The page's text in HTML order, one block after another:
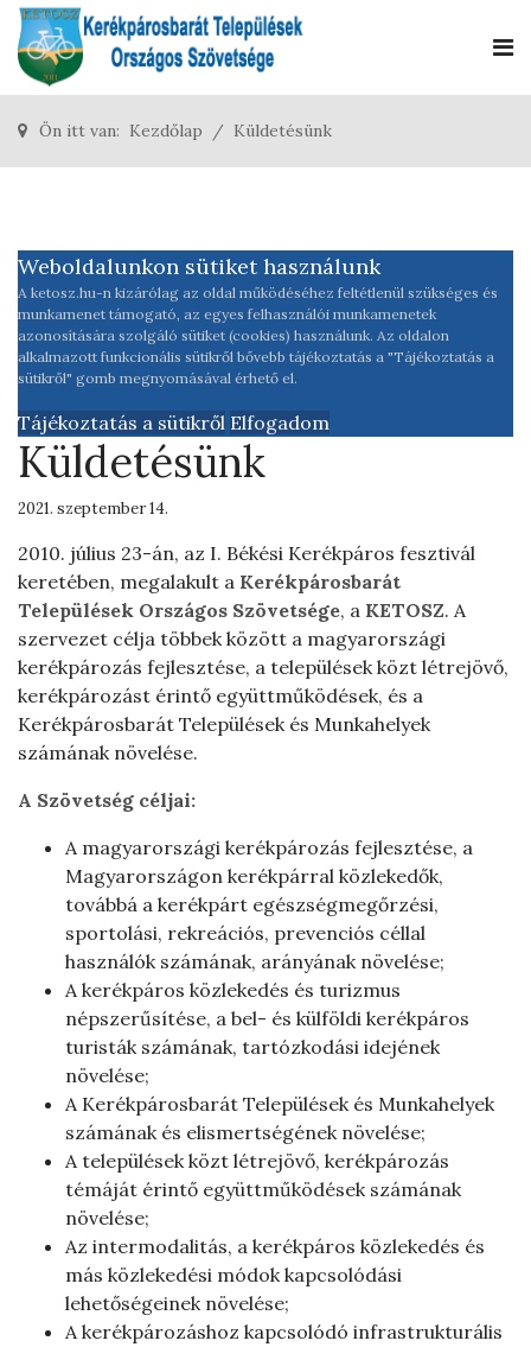
Ön itt van: Kezdőlap Küldetésünk
Weboldalunkon sütiket használunk
A ketosz.hu-n kizárólag az oldal működéséhez feltétlenül szükséges és
munkamenet támogató, az egyes felhasználói munkamenetek
azonosítására szolgáló sütiket (cookies) használunk. Az oldalon
alkalmazott funkcionális sütikről bővebb tájékoztatás a "Tájékoztatás a
sütikről" gomb megnyomásával érhető el.
Tájékoztatás a sütikről Elfogadom
Küldetésünk
2021. szeptember 14.
2010. július 23-án, az I. Békési Kerékpáros fesztivál
keretében, megalakult a Kerékpárosbarát
Települések Országos Szövetsége, a KETOSZ. A
szervezet célja többek között a magyarországi
kerékpározás fejlesztése, a települések közt létrejövő,
kerékpározást érintő együttműködések, és a
Kerékpárosbarát Települések és Munkahelyek
számának növelése.
A Szövetség céljai:
A magyarországi kerékpározás fejlesztése, a
Magyarországon kerékpárral közlekedők,
továbbá a kerékpárt egészségmegőrzési,
sportolási, rekreációs, prevenciós céllal
használók számának, arányának növelése;
A kerékpáros közlekedés és turizmus
népszerűsítése, a bel- és külföldi kerékpáros
turisták számának, tartózkodási idejének
növelése;
A Kerékpárosbarát Települések és Munkahelyek
számának és elismertségének növelése;
A települések közt létrejövő, kerékpározás
témáját érintő együttműködések számának
növelése;
Az intermodalitás, a kerékpáros közlekedés és
más közlekedési módok kapcsolódási
lehetőségeinek növelése;
A kerékpározáshoz kapcsolódó infrastrukturális